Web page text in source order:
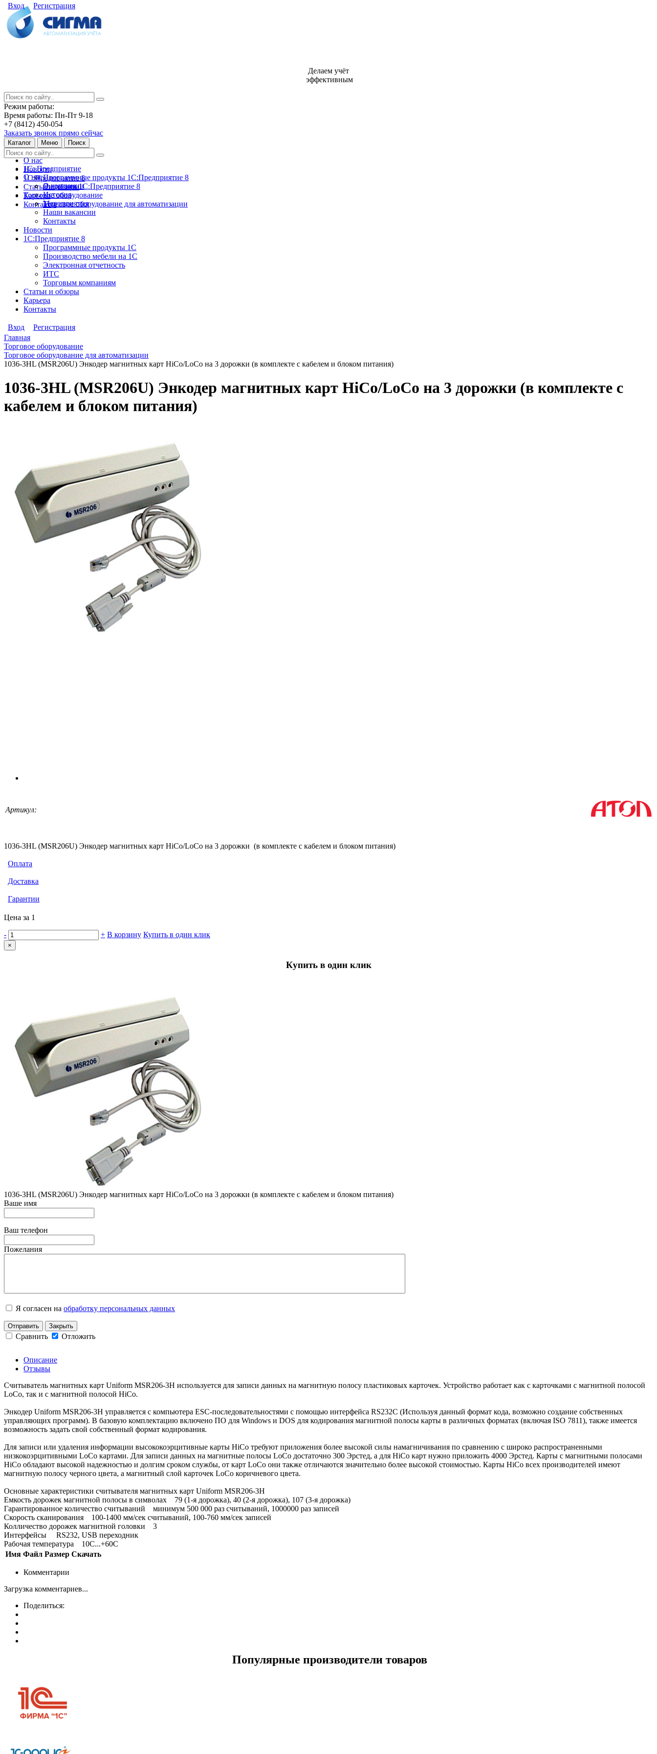
Вход Регистрация
Делаем учёт
эффективным
Режим работы:
Время работы: Пн-Пт 9-18
+7 (8412) 450-054
Заказать звонок прямо сейчас
Каталог Меню Поиск
О нас
Новости
1С:Предприятие 8
Статьи и обзоры
Карьера
Контакты
1С: Предприятие
Программные продукты 1С:Предприятие 8
Лицензии 1С:Предприятие 8
Торговое оборудование
Торговое оборудование для автоматизации
О нас
О компании
История
Мероприятия
Наши вакансии
Контакты
Новости
1С:Предприятие 8
Программные продукты 1С
Производство мебели на 1С
Электронная отчетность
ИТС
Торговым компаниям
Статьи и обзоры
Карьера
Контакты
Вход
Регистрация
Главная
Торговое оборудование
Торговое оборудование для автоматизации
1036-3HL (MSR206U) Энкодер магнитных карт HiCo/LoCo на 3 дорожки (в комплекте с кабелем и блоком питания)
1036-3HL (MSR206U) Энкодер магнитных карт HiCo/LoCo на 3 дорожки (в комплекте с
кабелем и блоком питания)
Артикул:
1036-3HL (MSR206U) Энкодер магнитных карт HiCo/LoCo на 3 дорожки (в комплекте с кабелем и блоком питания)
Оплата
Доставка
Гарантии
Цена за 1
- + В корзину Купить в один клик
×
Купить в один клик
1036-3HL (MSR206U) Энкодер магнитных карт HiCo/LoCo на 3 дорожки (в комплекте с кабелем и блоком питания)
Ваше имя
Ваш телефон
Пожелания
Я согласен на обработку персональных данных
Отправить Закрыть
Сравнить Отложить
Описание
Отзывы
Считыватель магнитных карт Uniform MSR206-3H используется для записи данных на магнитную полосу пластиковых карточек. Устройство работает как с карточками с магнитной полосой
LoCo, так и с магнитной полосой HiCo.
Энкодер Uniform MSR206-3H управляется с компьютера ESC-последовательностями с помощью интерфейса RS232C (Используя данный формат кода, возможно создание собственных
управляющих программ). В базовую комплектацию включено ПО для Windows и DOS для кодирования магнитной полосы карты в различных форматах (включая ISO 7811), также имеется
возможность задать свой собственный формат кодирования.
Для записи или удаления информации высококоэрцитивные карты HiCo требуют приложения более высокой силы намагничивания по сравнению с широко распространенными
низкокоэрцитивными LoCo картами. Для записи данных на магнитные полосы LoCo достаточно 300 Эрстед, а для HiCo карт нужно приложить 4000 Эрстед. Карты с магнитными полосами
HiCo обладают высокой надежностью и долгим сроком службы, от карт LoCo они также отличаются значительно более высокой стоимостью. Карты HiCo всех производителей имеют
магнитную полосу черного цвета, а магнитный слой карточек LoCo коричневого цвета.
Основные характеристики считывателя магнитных карт Uniform MSR206-3H
Емкость дорожек магнитной полосы в символах 79 (1-я дорожка), 40 (2-я дорожка), 107 (3-я дорожка)
Гарантированное количество считываний минимум 500 000 раз считываний, 1000000 раз записей
Скорость сканирования 100-1400 мм/сек считываний, 100-760 мм/сек записей
Колличество дорожек магнитной головки 3
Интерфейсы RS232, USB переходник
Рабочая температура 10С...+60С
Имя Файл Размер Скачать
Комментарии
Загрузка комментариев...
Поделиться:
Популярные производители товаров